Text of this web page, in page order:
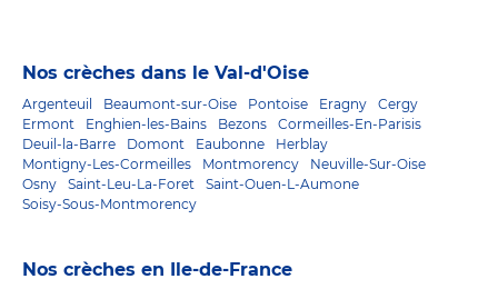
Nos crèches dans le Val-d'Oise
Argenteuil Beaumont-sur-Oise Pontoise Eragny
Cergy
Ermont
Enghien-les-Bains Bezons
Cormeilles-En-Parisis
Deuil-la-Barre
Domont Eaubonne
Herblay
Montigny-Les-Cormeilles
Montmorency
Neuville-Sur-Oise
Osny
Saint-Leu-La-Foret
Saint-Ouen-L-Aumone
Soisy-Sous-Montmorency
Nos crèches en Ile-de-France